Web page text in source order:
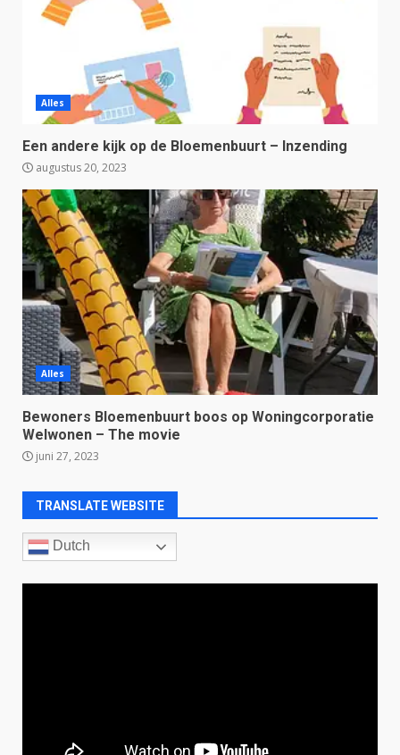
Alles
Een andere kijk op de Bloemenbuurt – Inzending
augustus 20, 2023
Alles
Bewoners Bloemenbuurt boos op Woningcorporatie
Welwonen – The movie
juni 27, 2023
TRANSLATE WEBSITE
Dutch